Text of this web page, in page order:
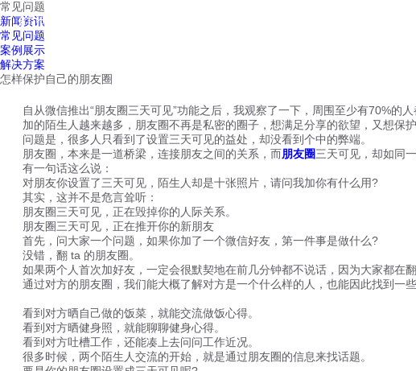
红鹰工作手机
常见问题
新闻资讯
常见问题
案例展示
解决方案
怎样保护自己的朋友圈
自从微信推出“朋友圈三天可见”功能之后，我观察了一下，周围至少有70%的人
加的陌生人越来越多，朋友圈不再是私密的圈子，想满足分享的欲望，又想保
问题是，很多人只看到了设置三天可见的益处，却没看到个中的弊端。
朋友圈，本来是一道桥梁，连接朋友之间的关系，而朋友圈三天可见，却如同
有一句话这么说：
对朋友你设置了三天可见，陌生人却是十张照片，请问我加你有什么用?
其实，这并不是危言耸听：
朋友圈三天可见，正在毁掉你的人际关系。
朋友圈三天可见，正在推开你的新朋友
首先，问大家一个问题，如果你加了一个微信好友，第一件事是做什么?
没错，翻 ta 的朋友圈。
如果两个人首次加好友，一定会很默契地在前几分钟都不说话，因为大家都在翻
通过对方的朋友圈，我们能大概了解对方是一个什么样的人，也能因此找到一些
看到对方晒自己做的饭菜，就能交流做饭心得。
看到对方晒健身照，就能聊聊健身心得。
看到对方吐槽工作，还能凑上去问问工作近况。
很多时候，两个陌生人交流的开始，就是通过朋友圈的信息来找话题。